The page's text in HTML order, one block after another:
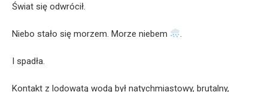
Świat się odwrócił.
Niebo stało się morzem. Morze niebem .
I spadła.
Kontakt z lodowatą wodą był natychmiastowy, brutalny,